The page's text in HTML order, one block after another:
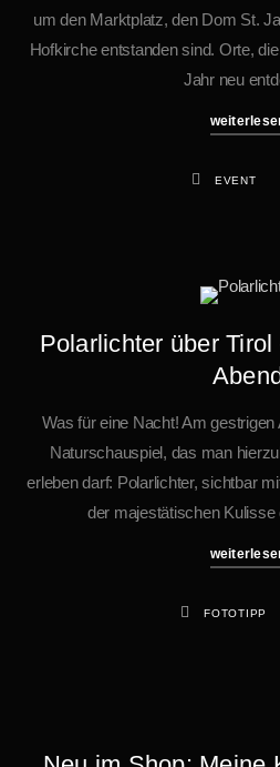
um den Marktplatz, den Dom St.
Hofkirche entstanden sind. Orte,
Jahr neu
EVENT
Polarlichter über
Was für eine Nacht! Am gestrigen
Naturschauspiel, das man
erleben darf: Polarlichter, sichtbar
der majestätischen Kulisse
FOTOTIPP